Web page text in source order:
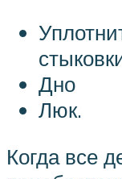
Дно
Люк.
Когда все